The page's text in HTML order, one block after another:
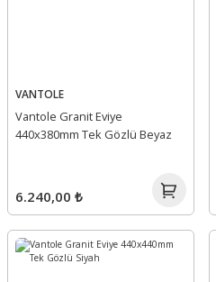
VANTOLE
Vantole Granit Eviye
440x380mm Tek Gözlü Beyaz
6.240,00 ₺